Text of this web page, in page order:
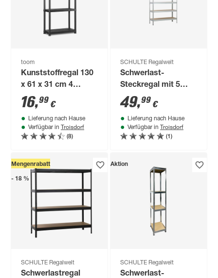
toom
Kunststoffregal 130
x 61 x 31 cm 4
Böden à 25 kg
16,99 €
Lieferung nach Hause
Verfügbar in Troisdorf
(8)
SCHULTE Regalwelt
Schwerlast-
Steckregal mit 5
Böden à 150 kg
Traglast, verzinkt
180 x 130 x 45 cm
49,99 €
Lieferung nach Hause
Verfügbar in Troisdorf
(1)
Mengenrabatt
- 18 %
SCHULTE Regalwelt
Schwerlastregal
Aktion
SCHULTE Regalwelt
Schwerlast-